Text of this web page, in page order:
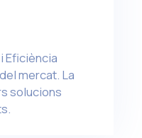
Eficiència
mercat. La
solucions